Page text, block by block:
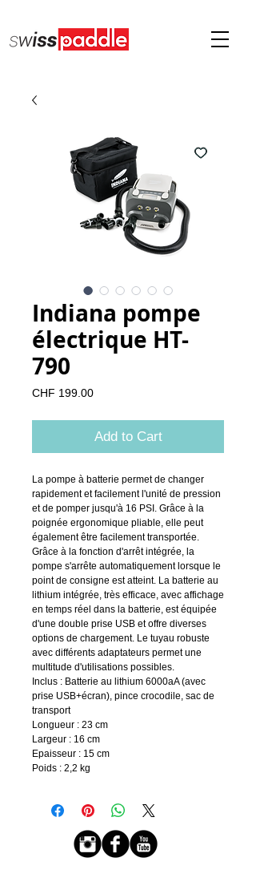
Indiana pompe
électrique HT-
790
CHF 199.00Price
Add to Cart
La pompe à batterie permet de changer
rapidement et facilement l'unité de pression
et de pomper jusqu'à 16 PSI. Grâce à la
poignée ergonomique pliable, elle peut
également être facilement transportée.
Grâce à la fonction d'arrêt intégrée, la
pompe s'arrête automatiquement lorsque le
point de consigne est atteint. La batterie au
lithium intégrée, très efficace, avec affichage
en temps réel dans la batterie, est équipée
d'une double prise USB et offre diverses
options de chargement. Le tuyau robuste
avec différents adaptateurs permet une
multitude d'utilisations possibles.
Inclus : Batterie au lithium 6000aA (avec
prise USB+écran), pince crocodile, sac de
transport
Longueur : 23 cm
Largeur : 16 cm
Epaisseur : 15 cm
Poids : 2,2 kg